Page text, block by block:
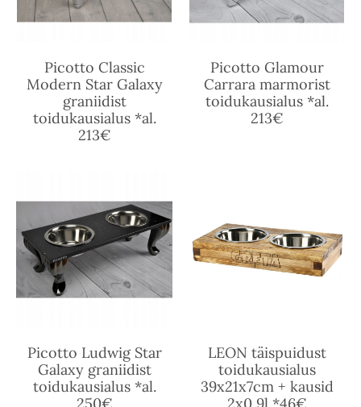
Picotto Classic
Modern Star Galaxy
graniidist
toidukausialus *al.
213€
Picotto Glamour
Carrara marmorist
toidukausialus *al.
213€
Picotto Ludwig Star
Galaxy graniidist
toidukausialus *al.
LEON täispuidust
toidukausialus
39x21x7cm + kausid